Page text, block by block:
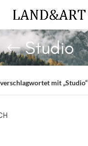
Studio
mit „Studio“